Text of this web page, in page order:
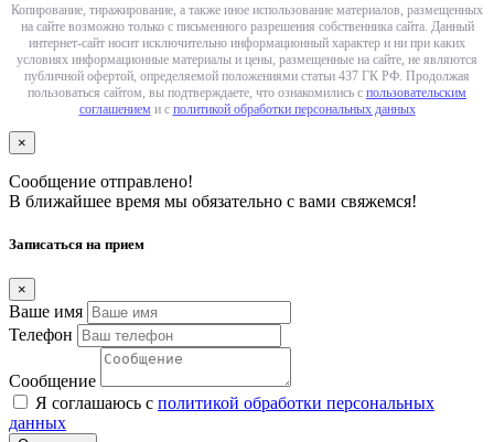
Копирование, тиражирование, а также иное использование материалов, размещенных
на сайте возможно только с письменного разрешения собственника сайта. Данный
интернет-сайт носит исключительно информационный характер и ни при каких
условиях информационные материалы и цены, размещенные на сайте, не являются
публичной офертой, определяемой положениями статьи 437 ГК РФ. Продолжая
пользоваться сайтом, вы подтверждаете, что ознакомились с пользовательским
соглашением и с политикой обработки персональных данных
×
Сообщение отправлено!
В ближайшее время мы обязательно с вами свяжемся!
Записаться на прием
×
Ваше имя
Телефон
Сообщение
Я соглашаюсь с политикой обработки персональных
данных